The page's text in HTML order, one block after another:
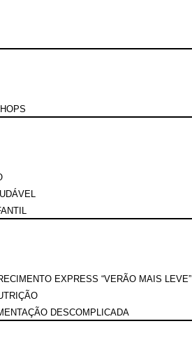
EXPRESS “VERÃO MAIS LEVE”
DESCOMPLICADA